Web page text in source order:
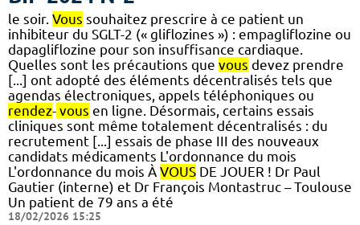
le soir. Vous souhaitez prescrire à ce patient un
inhibiteur du SGLT-2 (« gliflozines ») : empagliflozine ou
dapagliflozine pour son insuffisance cardiaque.
Quelles sont les précautions que vous devez prendre
[...] ont adopté des éléments décentralisés tels que
agendas électroniques, appels téléphoniques ou
rendez- vous en ligne. Désormais, certains essais
cliniques sont même totalement décentralisés : du
recrutement [...] essais de phase III des nouveaux
candidats médicaments L'ordonnance du mois
L'ordonnance du mois À VOUS DE JOUER ! Dr Paul
Gautier (interne) et Dr François Montastruc – Toulouse
Un patient de 79 ans a été
18/02/2026 15:25